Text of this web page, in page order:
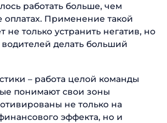
работать больше, чем
Применение такой
не только устранить негатив, но
делать больший
– работа целой команды
понимают свои зоны
не только на
эффекта, но и